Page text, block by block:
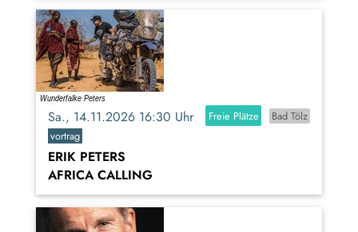
Sa., 14.11.2026 16:30 Uhr Freie Plätze
Bad Tölz
vortrag
ERIK PETERS
AFRICA CALLING